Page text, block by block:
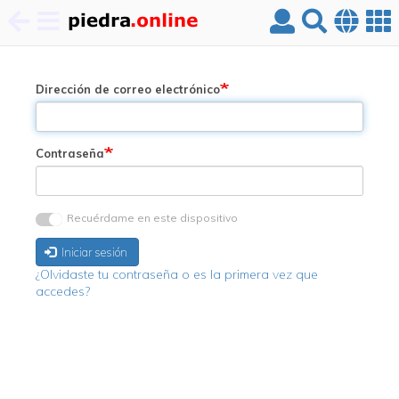
contenido
principal
Dirección de correo electrónico
Contraseña
Recuérdame en este dispositivo
Iniciar sesión
¿Olvidaste tu contraseña o es la primera vez que
accedes?